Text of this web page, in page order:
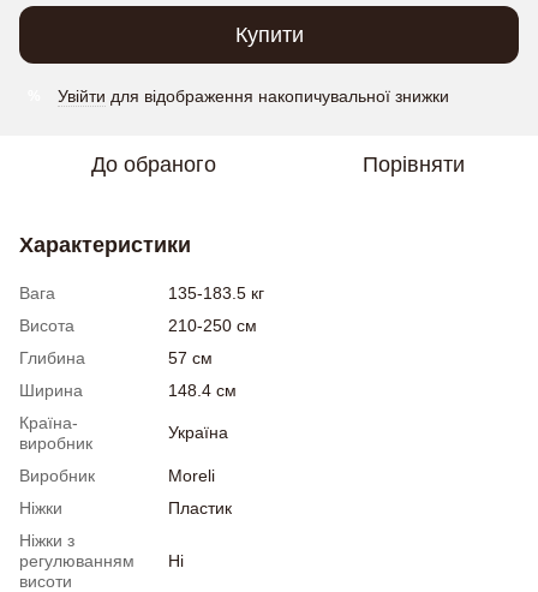
Купити
Увійти для відображення накопичувальної знижки
До обраного Порівняти
Характеристики
Вага
135-183.5 кг
Висота
210-250 см
Глибина
57 см
Ширина
148.4 см
Країна-
виробник
Україна
Виробник
Moreli
Ніжки
Пластик
Ніжки з
регулюванням
висоти
Ні